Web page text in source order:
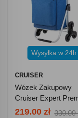
Wysyłka w 24h
CRUISER
Wózek Zakupowy
Cruiser Expert
650063 - Niebieski
219.00 zł 330.00